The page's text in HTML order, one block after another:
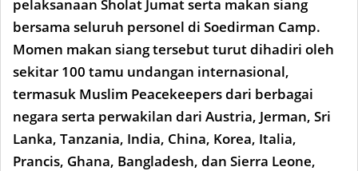
pelaksanaan Sholat Jumat serta makan siang
bersama seluruh personel di Soedirman Camp.
Momen makan siang tersebut turut dihadiri oleh
sekitar 100 tamu undangan internasional,
termasuk Muslim Peacekeepers dari berbagai
negara serta perwakilan dari Austria, Jerman, Sri
Lanka, Tanzania, India, China, Korea, Italia,
Prancis, Ghana, Bangladesh, dan Sierra Leone,